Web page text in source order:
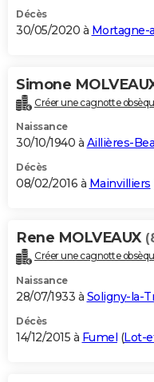
Décès
30/05/2020 à Mortagne-
Simone
Créer une cagnotte
Naissance
30/10/1940 à Aillières-
Décès
08/02/2016 à Mainvilliers
Rene MOLVEAUX
Créer une cagnotte
Naissance
28/07/1933 à Soligny-la-
Décès
14/12/2015 à Fumel (Lot-